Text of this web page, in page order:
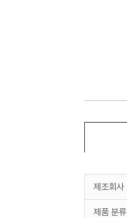
제조회사
제품 분류